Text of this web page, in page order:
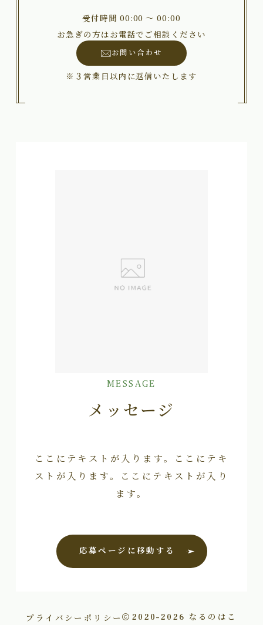
受付時間 00:00 〜 00:00
お急ぎの方はお電話でご相談ください
お問い合わせ
※３営業日以内に返信いたします
MESSAGE
メッセージ
ここにテキストが入ります。ここにテキ
ストが入ります。ここにテキストが入り
ます。
応募ページに移動する
プライバシーポリシー 2020–2026 なるのはこ